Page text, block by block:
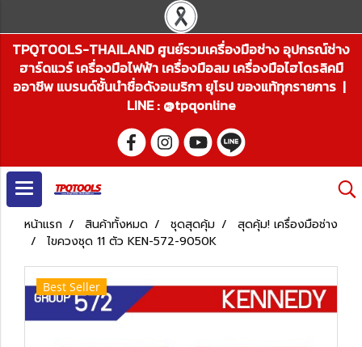
TPQTOOLS-THAILAND ศูนย์รวมเครื่องมือช่าง อุปกรณ์ช่าง
ฮาร์ดแวร์ เครื่องมือไฟฟ้า เครื่องมือลม เครื่องมือไฮโดรลิคมื
ออาชีพ แบรนด์ชั้นนำชื่อดังอเมริกา ยุโรป ของแท้ทุกรายการ |
LINE : @tpqonline
หน้าแรก สินค้าทั้งหมด ชุดสุดคุ้ม
สุดคุ้ม! เครื่องมือช่าง
ไขควงชุด 11 ตัว KEN-572-9050K
Best Seller